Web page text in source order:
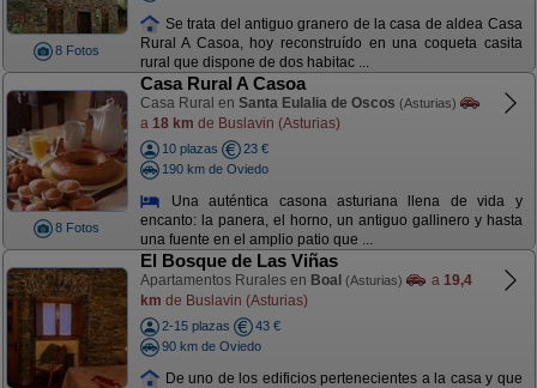
8 Fotos
Se trata del antiguo granero de la casa de aldea Casa
Rural A Casoa, hoy reconstruído en una coqueta casita
rural que dispone de dos habitac ...
8 Fotos
Casa Rural A Casoa
Casa Rural en Santa Eulalia de Oscos (Asturias)
a 18 km de Buslavin (Asturias)
10 plazas
23 €
190 km de Oviedo
Una auténtica casona asturiana llena de vida y
encanto: la panera, el horno, un antiguo gallinero y hasta
una fuente en el amplio patio que ...
El Bosque de Las Viñas
Apartamentos Rurales en Boal (Asturias) a 19,4
km de Buslavin (Asturias)
2-15 plazas
43 €
90 km de Oviedo
De uno de los edificios pertenecientes a la casa y que